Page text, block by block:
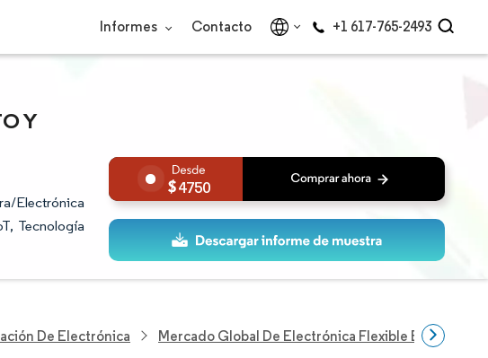
Informes Contacto +1 617-765-2493
Y
Electrónica
Tecnología
4750
De Electrónica Mercado Global De Electrónica Flexible E Impresa